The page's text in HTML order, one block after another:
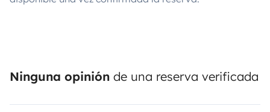
Ninguna opinión de una reserva verificada